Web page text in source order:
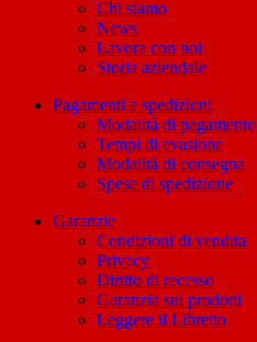
Chi siamo
News
Lavora con noi
Storia aziendale
Pagamenti e spedizioni
Modalità di pagamento
Tempi di evasione
Modalità di consegna
Spese di spedizione
Garanzie
Condizioni di vendita
Privacy
Diritto di recesso
Garanzia sui prodotti
Leggere il Libretto